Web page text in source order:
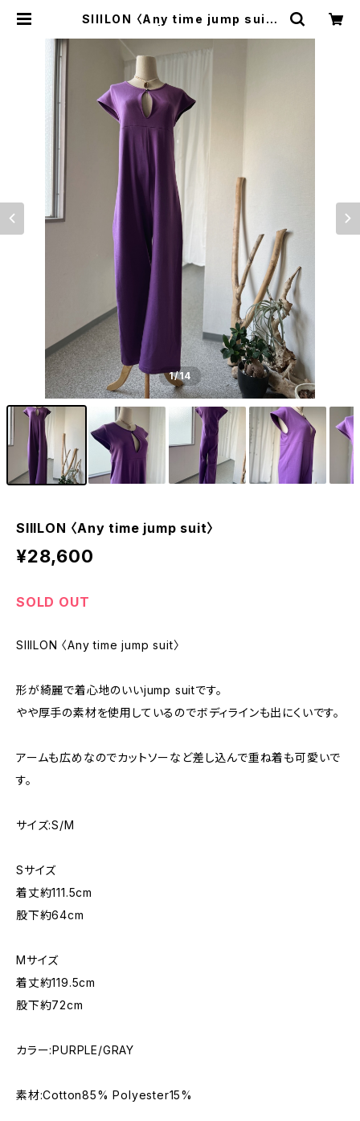
SIIILON 〈Any time jump suit〉
1/14
SIIILON 〈Any time jump suit〉
¥28,600
SOLD OUT
SIIILON 〈Any time jump suit〉
形が綺麗で着心地のいいjump suitです。
やや厚手の素材を使用しているのでボディラインも出にくいです。
アームも広めなのでカットソーなど差し込んで重ね着も可愛いで
す。
サイズ:S/M
Sサイズ
着丈約111.5cm
股下約64cm
Mサイズ
着丈約119.5cm
股下約72cm
カラー:PURPLE/GRAY
素材:Cotton85% Polyester15%